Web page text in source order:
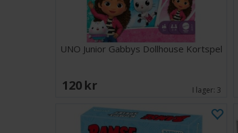
UNO Junior Gabbys Dollhouse Kortspel
120 SEK I lager: 3